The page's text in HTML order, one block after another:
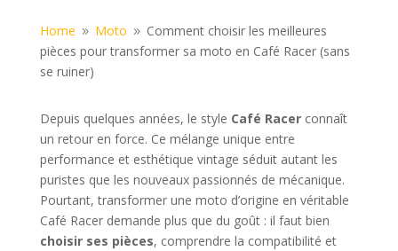
Home 9 Moto 9 Comment choisir les meilleures
pièces pour transformer sa moto en Café Racer (sans
se ruiner)
Depuis quelques années, le style Café Racerconnaît
un retour en force. Ce mélange unique entre
performance et esthétique vintage séduit autant les
puristes que les nouveaux passionnés de mécanique.
Pourtant, transformer une moto d’origine en véritable
Café Racer demande plus que du goût : il faut bien
choisir ses pièces, comprendre la compatibilité et